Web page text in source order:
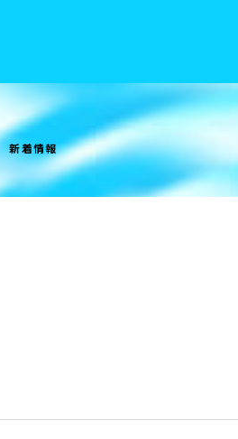
新着情報